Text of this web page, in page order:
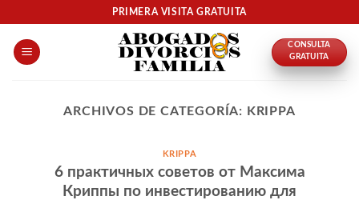
content
PRIMERA VISITA GRATUITA
CONSULTA
GRATUITA
ARCHIVOS DE CATEGORÍA: KRIPPA
KRIPPA
6 практичных советов от Максима
Криппы по инвестированию для